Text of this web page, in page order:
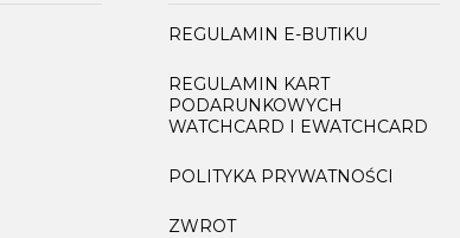
REGULAMIN E-BUTIKU
REGULAMIN KART
PODARUNKOWYCH
WATCHCARD I EWATCHCARD
POLITYKA PRYWATNOŚCI
ZWROT